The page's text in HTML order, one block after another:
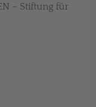
– Stiftung für